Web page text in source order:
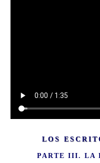
LOS
PARTE III. LA